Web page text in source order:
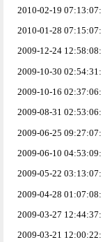
2010-02-19 07:13:07:
2010-01-28 07:15:07:
2009-12-24 12:58:08:
2009-10-30 02:54:31:
2009-10-16 02:37:06:
2009-08-31 02:53:06:
2009-06-25 09:27:07:
2009-06-10 04:53:09:
2009-05-22 03:13:07:
2009-04-28 01:07:08:
2009-03-27 12:44:37:
2009-03-21 12:00:22: